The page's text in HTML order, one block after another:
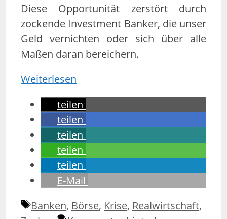
Diese Opportunität zerstört durch
zockende Investment Banker, die unser
Geld vernichten oder sich über alle
Maßen daran bereichern.
Weiterlesen
teilen
teilen
teilen
teilen
teilen
E-Mail
Schlagwörter
Banken, Börse, Krise, Realwirtschaft,